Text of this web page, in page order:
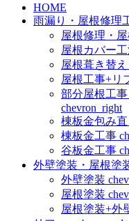
HOME
雨漏り・屋根修理
屋根修理・
屋根カバー
屋根葺き替
屋根工事+リ
部分屋根工事
chevron_right
棟板金包み
棟板金工事
谷板金工事
外壁塗装・屋根塗
外壁塗装
屋根塗装
屋根塗装+外